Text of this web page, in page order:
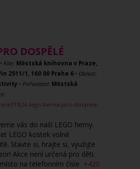
DOSPĚLÉ
• Kde: Městská knihovna v Praze,
2511/1, 160 00 Praha 6 • Oblast:
• Pořadatel: Městská
e31826-lego-herna-pro-dospele-
vás do naší LEGO herny.
LEGO kostek volně
Stavte si, hrajte si, využijte
Akce není určená pro děti.
na telefonním čísle +420